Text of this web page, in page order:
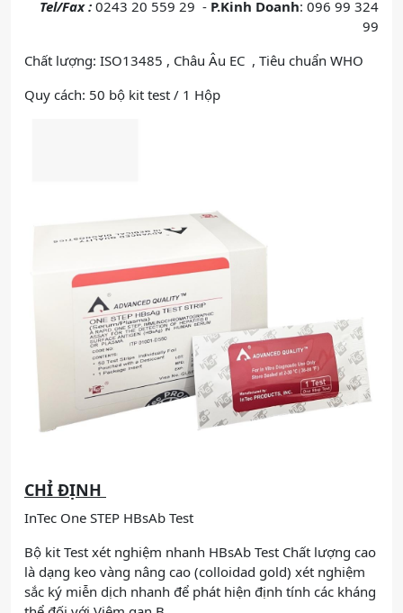
Tel/Fax : 0243 20 559 29 - P.Kinh Doanh: 096 99 324
99
Chất lượng: ISO13485 , Châu Âu EC , Tiêu chuẩn WHO
Quy cách: 50 bộ kit test / 1 Hộp
CHỈ ĐỊNH
InTec One STEP HBsAb Test
Bộ kit Test xét nghiệm nhanh HBsAb Test Chất lượng cao
là dạng keo vàng nâng cao (colloidad gold) xét nghiệm
sắc ký miễn dịch nhanh để phát hiện định tính các kháng